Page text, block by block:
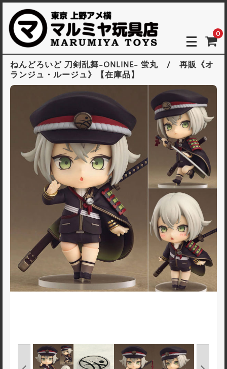
0
ねんどろいど 刀剣乱舞-ONLINE- 蛍丸 / 再販《オ
ランジュ・ルージュ》【在庫品】